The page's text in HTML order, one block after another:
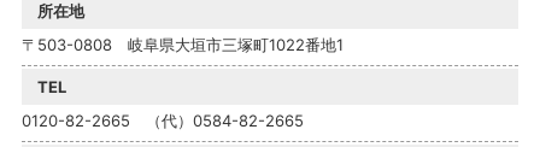
所在地
〒503-0808 岐阜県大垣市三塚町1022番地1
TEL
0120-82-2665 （代）0584-82-2665